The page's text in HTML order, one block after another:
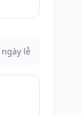
ngày lễ